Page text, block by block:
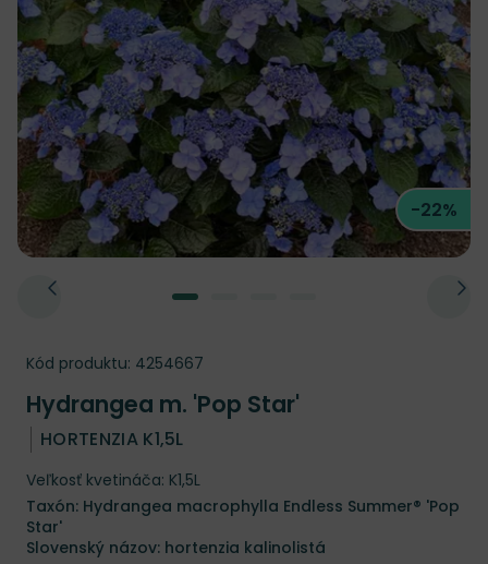
-22%
Kód produktu: 4254667
Hydrangea m. 'Pop Star'
HORTENZIA K1,5L
Veľkosť kvetináča: K1,5L
Taxón: Hydrangea macrophylla Endless Summer® 'Pop
Star'
Slovenský názov: hortenzia kalinolistá